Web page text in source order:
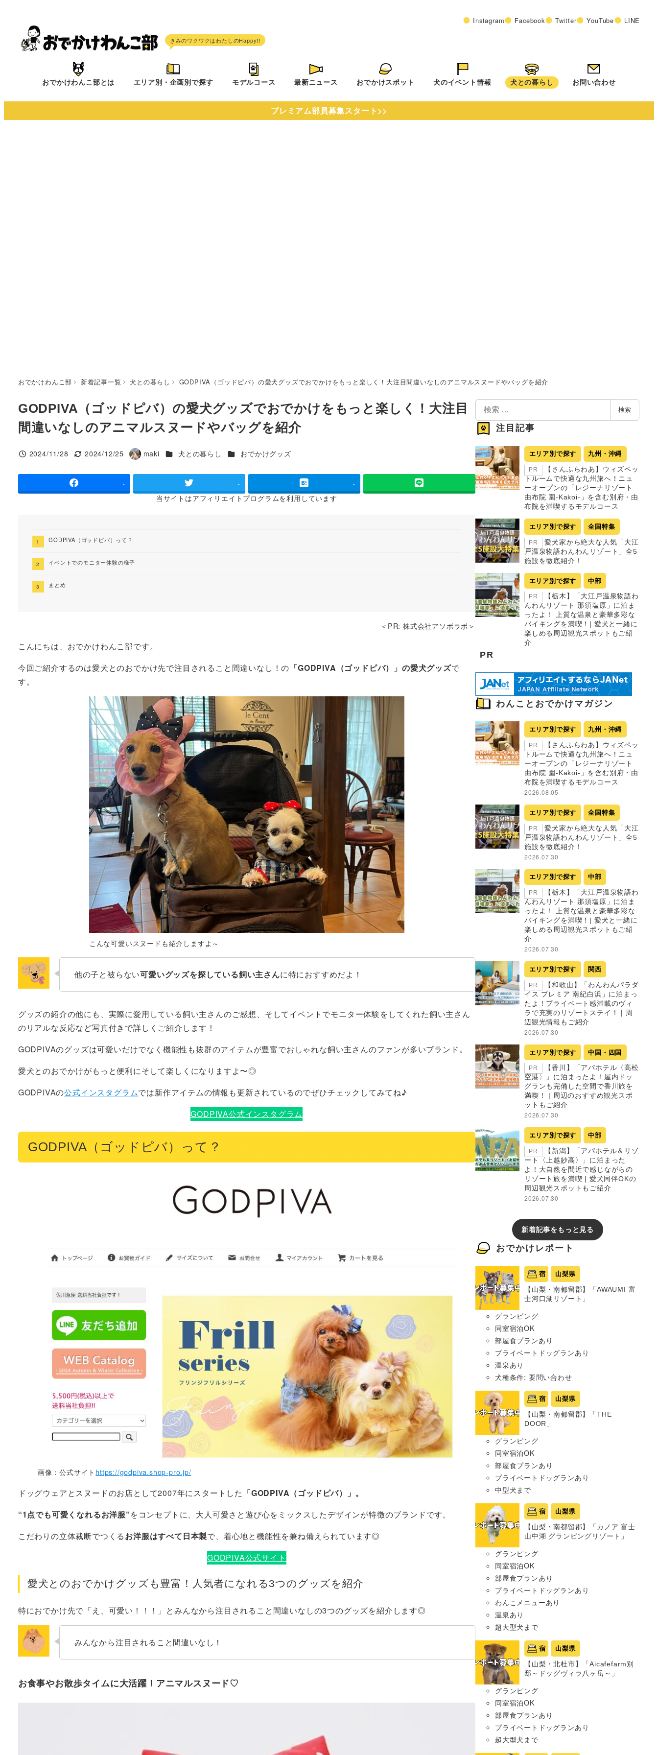
へ
Instagram Facebook Twitter YouTube LINE
おでかけわんこ部とは エリア別・企画別で探す モデルコース 最新ニュース おでかけスポット 犬のイベント情報 犬との暮らし お問い合わせ
プレミアム部員募集スタート>>
おでかけわんこ部 新着記事一覧 犬との暮らし GODPIVA（ゴッドピバ）の愛犬グッズでおでかけをもっと楽しく！大注目間違いなしのアニマルスヌードやバッグを紹介
GODPIVA（ゴッドピバ）の愛犬グッズでおでかけをもっと楽しく！大注目
間違いなしのアニマルスヌードやバッグを紹介
投稿日
2024/11/28
更新日
2024/12/25
著
maki カテゴリー
犬との暮らし カテゴリー
おでかけグッズ
- - -
当サイトはアフィリエイトプログラムを利用しています
GODPIVA（ゴッドピバ）って？
イベントでのモニター体験の様子
まとめ
＜PR: 株式会社アソボラボ＞
こんにちは、おでかけわんこ部です。
今回ご紹介するのは愛犬とのおでかけ先で注目されること間違いなし！の 「GODPIVA（ゴッドピバ）」の愛犬グッズで
す。
こんな可愛いスヌードも紹介しますよ～
他の子と被らない可愛いグッズを探している飼い主さんに特におすすめだよ！
グッズの紹介の他にも、実際に愛用している飼い主さんのご感想、そしてイベントでモニター体験をしてくれた飼い主さん
のリアルな反応など写真付きで詳しくご紹介します！
GODPIVAのグッズは可愛いだけでなく機能性も抜群のアイテムが豊富でおしゃれな飼い主さんのファンが多いブランド。
愛犬とのおでかけがもっと便利にそして楽しくになりますよ〜◎
GODPIVAの公式インスタグラムでは新作アイテムの情報も更新されているのでぜひチェックしてみてね♪
GODPIVA公式インスタグラム
GODPIVA（ゴッドピバ）って？
画像：公式サイト https://godpiva.shop-pro.jp/
ドッグウェアとスヌードのお店として2007年にスタートした 「GODPIVA（ゴッドピバ）」。
“1点でも可愛くなれるお洋服”をコンセプトに、大人可愛さと遊び心をミックスしたデザインが特徴のブランドです。
こだわりの立体裁断でつくるお洋服はすべて日本製で、着心地と機能性を兼ね備えられています◎
GODPIVA公式サイト
愛犬とのおでかけグッズも豊富！人気者になれる3つのグッズを紹介
特におでかけ先で「え、可愛い！！！」とみんなから注目されること間違いなしの3つのグッズを紹介します◎
みんなから注目されること間違いなし！
お食事やお散歩タイムに大活躍！アニマルスヌード♡
検
索
検索
注目記事
エリア別で探す 九州・沖縄
PR
【さんふらわあ】ウィズペッ
トルームで快適な九州旅へ！ニュ
ーオープンの「レジーナリゾート
由布院 圍-Kakoi-」を含む別府・由
布院を満喫するモデルコース
エリア別で探す 全国特集
PR
愛犬家から絶大な人気「大江
戸温泉物語わんわんリゾート」全5
施設を徹底紹介！
エリア別で探す 中部
PR
【栃木】「大江戸温泉物語わ
んわんリゾート 那須塩原」に泊ま
ったよ！ 上質な温泉と豪華多彩な
バイキングを満喫！| 愛犬と一緒に
楽しめる周辺観光スポットもご紹
介
PR
わんことおでかけマガジン
エリア別で探す 九州・沖縄
PR
【さんふらわあ】ウィズペッ
トルームで快適な九州旅へ！ニュ
ーオープンの「レジーナリゾート
由布院 圍-Kakoi-」を含む別府・由
布院を満喫するモデルコース
2026.08.05
エリア別で探す 全国特集
PR
愛犬家から絶大な人気「大江
戸温泉物語わんわんリゾート」全5
施設を徹底紹介！
2026.07.30
エリア別で探す 中部
PR
【栃木】「大江戸温泉物語わ
んわんリゾート 那須塩原」に泊ま
ったよ！ 上質な温泉と豪華多彩な
バイキングを満喫！| 愛犬と一緒に
楽しめる周辺観光スポットもご紹
介
2026.07.30
エリア別で探す 関西
PR
【和歌山】「わんわんパラダ
イス プレミア 南紀白浜」に泊まっ
たよ！プライベート感満載のヴィ
ラで充実のリゾートステイ！ | 周
辺観光情報もご紹介
2026.07.30
エリア別で探す 中国・四国
PR
【香川】「アパホテル〈高松
空港〉」に泊まったよ！屋内ドッ
グランも完備した空間で香川旅を
満喫！ | 周辺のおすすめ観光スポ
ットもご紹介
2026.07.30
エリア別で探す 中部
PR
【新潟】「アパホテル＆リゾ
ート〈上越妙高〉」に泊まった
よ！大自然を間近で感じながらの
リゾート旅を満喫 | 愛犬同伴OKの
周辺観光スポットもご紹介
2026.07.30
新着記事をもっと見る
おでかけレポート
宿 山梨県
【山梨・南都留郡】「AWAUMI 富
士河口湖リゾート」
グランピング
同室宿泊OK
部屋食プランあり
プライベートドッグランあり
温泉あり
犬種条件: 要問い合わせ
宿 山梨県
【山梨・南都留郡】「THE
DOOR」
グランピング
同室宿泊OK
部屋食プランあり
プライベートドッグランあり
中型犬まで
宿 山梨県
【山梨・南都留郡】「カノア 富士
山中湖 グランピングリゾート」
グランピング
同室宿泊OK
部屋食プランあり
プライベートドッグランあり
わんこメニューあり
温泉あり
超大型犬まで
宿 山梨県
【山梨・北杜市】「Aicafefarm別
邸～ドッグヴィラ八ヶ岳～」
グランピング
同室宿泊OK
部屋食プランあり
プライベートドッグランあり
超大型犬まで